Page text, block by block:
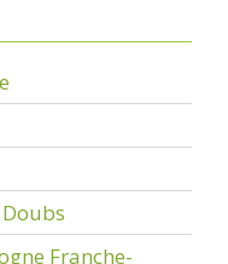
Franche-